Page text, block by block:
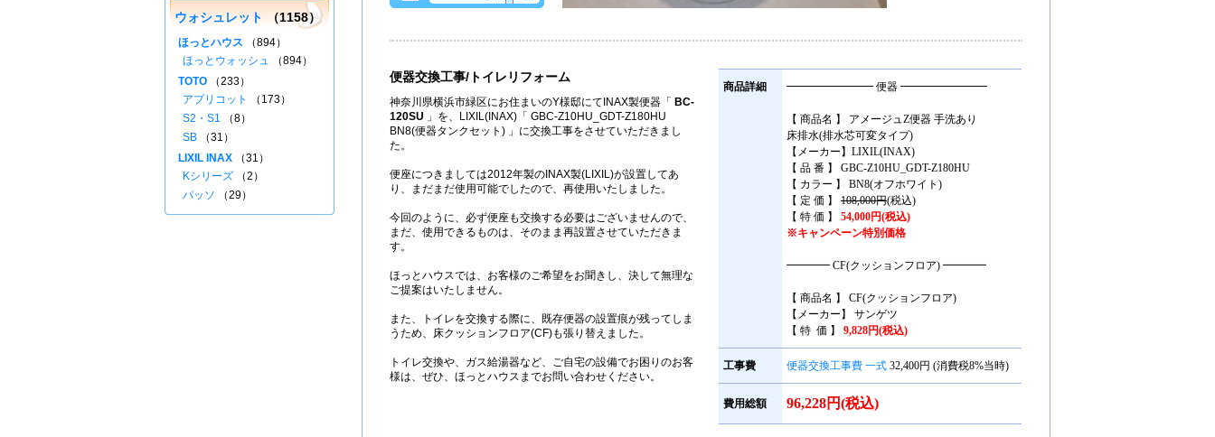
便器交換工事/トイレリフォーム
神奈川県横浜市緑区にお住まいのY様邸にてINAX製便器「
BC-
120SU 」を、LIXIL(INAX)「 GBC-Z10HU_GDT-Z180HU
BN8(便器タンクセット) 」に交換工事をさせていただきまし
た。
便座につきましては2012年製のINAX製(LIXIL)が設置してあ
り、まだまだ使用可能でしたので、再使用いたしました。
今回のように、必ず便座も交換する必要はございませんので、
まだ、使用できるものは、そのまま再設置させていただきま
す。
ほっとハウスでは、お客様のご希望をお聞きし、決して無理な
ご提案はいたしません。
​また、トイレを交換する際に、既存便器の設置痕が残ってしま
うため、床クッションフロア(CF)も張り替えました。
トイレ交換や、ガス給湯器など、ご自宅の設備でお困りのお客
様は、ぜひ、ほっとハウスまでお問い合わせください。
商品詳細 ━━━━━━━━ 便器 ━━━━━━━━
【 商品名 】 アメージュZ便器 手洗あり
床排水(排水芯可変タイプ)
【メーカー】LIXIL(INAX)
【 品 番 】 GBC-Z10HU_GDT-Z180HU
【 カラー 】 BN8(オフホワイト)
【 定 価 】 108,000円(税込)
【 特 価 】 54,000円(税込)
※キャンペーン特別価格
━━━━ CF(クッションフロア) ━━━━
【 商品名 】 CF(クッションフロア)
【メーカー】 サンゲツ
【 特 価 】 9,828円(税込)
工事費 便器交換工事費 一式 32,400円 (消費税8%当時)
費用総額 96,228円(税込)
ウォシュレット （1158）
ほっとハウス （894）
ほっとウォッシュ （894）
TOTO （233）
アプリコット
（173）
S2・S1 （8）
SB （31）
LIXIL INAX （31）
Kシリーズ （2）
パッソ （29）